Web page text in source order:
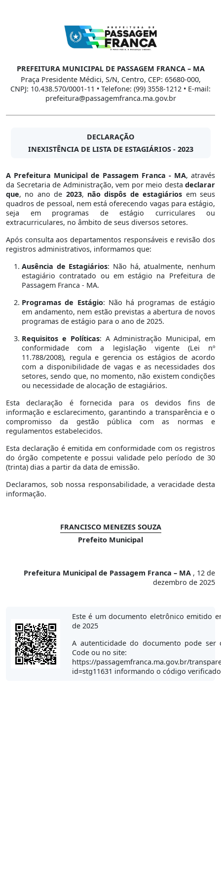
PREFEITURA MUNICIPAL DE PASSAGEM FRANCA – MA
Praça Presidente Médici, S/N, Centro, CEP: 65680-000,
CNPJ: 10.438.570/0001-11 • Telefone: (99) 3558-1212 • E-mail:
prefeitura@passagemfranca.ma.gov.br
DECLARAÇÃO
INEXISTÊNCIA DE LISTA DE ESTAGIÁRIOS - 2023
A Prefeitura Municipal de Passagem Franca - MA, através
da Secretaria de Administração, vem por meio desta declarar
que, no ano de 2023, não dispôs de estagiários em seus
quadros de pessoal, nem está oferecendo vagas para estágio,
seja em programas de estágio curriculares ou
extracurriculares, no âmbito de seus diversos setores.
Após consulta aos departamentos responsáveis e revisão dos
registros administrativos, informamos que:
Ausência de Estagiários: Não há, atualmente, nenhum
estagiário contratado ou em estágio na Prefeitura de
Passagem Franca - MA.
Programas de Estágio: Não há programas de estágio
em andamento, nem estão previstas a abertura de novos
programas de estágio para o ano de 2025.
Requisitos e Políticas: A Administração Municipal, em
conformidade com a legislação vigente (Lei nº
11.788/2008), regula e gerencia os estágios de acordo
com a disponibilidade de vagas e as necessidades dos
setores, sendo que, no momento, não existem condições
ou necessidade de alocação de estagiários.
Esta declaração é fornecida para os devidos fins de
informação e esclarecimento, garantindo a transparência e o
compromisso da gestão pública com as normas e
regulamentos estabelecidos.
Esta declaração é emitida em conformidade com os registros
do órgão competente e possui validade pelo período de 30
(trinta) dias a partir da data de emissão.
Declaramos, sob nossa responsabilidade, a veracidade desta
informação.
FRANCISCO MENEZES SOUZA
Prefeito Municipal
Prefeitura Municipal de Passagem Franca – MA , 12 de
dezembro de 2025
Este é um documento eletrônico emitido
de 2025
A autenticidade do documento pode ser
Code ou no site:
https://passagemfranca.ma.gov.br/
id=stg11631 informando o código